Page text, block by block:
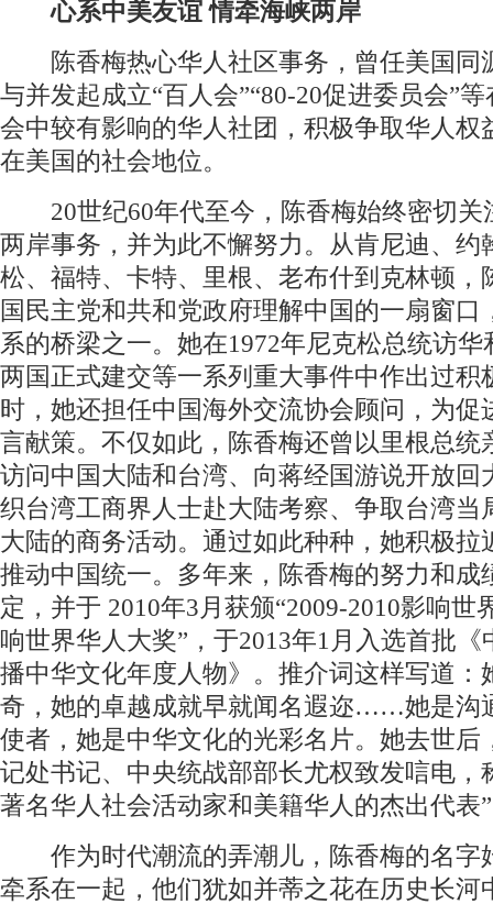
心系中美友谊 情牵海峡两岸
陈香梅热心华人社区事务，曾任美国同
与并发起成立“百人会”“80-20促进委员会”
会中较有影响的华人社团，积极争取华人权
在美国的社会地位。
20世纪60年代至今，陈香梅始终密切关
两岸事务，并为此不懈努力。从肯尼迪、约
松、福特、卡特、里根、老布什到克林顿，
国民主党和共和党政府理解中国的一扇窗口
系的桥梁之一。她在1972年尼克松总统访华
两国正式建交等一系列重大事件中作出过积
时，她还担任中国海外交流协会顾问，为促
言献策。不仅如此，陈香梅还曾以里根总统
访问中国大陆和台湾、向蒋经国游说开放回
织台湾工商界人士赴大陆考察、争取台湾当
大陆的商务活动。通过如此种种，她积极拉
推动中国统一。多年来，陈香梅的努力和成
定，并于 2010年3月获颁“2009-2010影响世
响世界华人大奖”，于2013年1月入选首批《
播中华文化年度人物》。推介词这样写道：
奇，她的卓越成就早就闻名遐迩……她是沟
使者，她是中华文化的光彩名片。她去世后
记处书记、中央统战部部长尤权致发唁电，
著名华人社会活动家和美籍华人的杰出代表
作为时代潮流的弄潮儿，陈香梅的名字
牵系在一起，他们犹如并蒂之花在历史长河